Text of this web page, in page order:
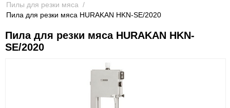
Пилы для резки мяса /
Пила для резки мяса HURAKAN HKN-SE/2020
Пила для резки мяса HURAKAN HKN-
SE/2020